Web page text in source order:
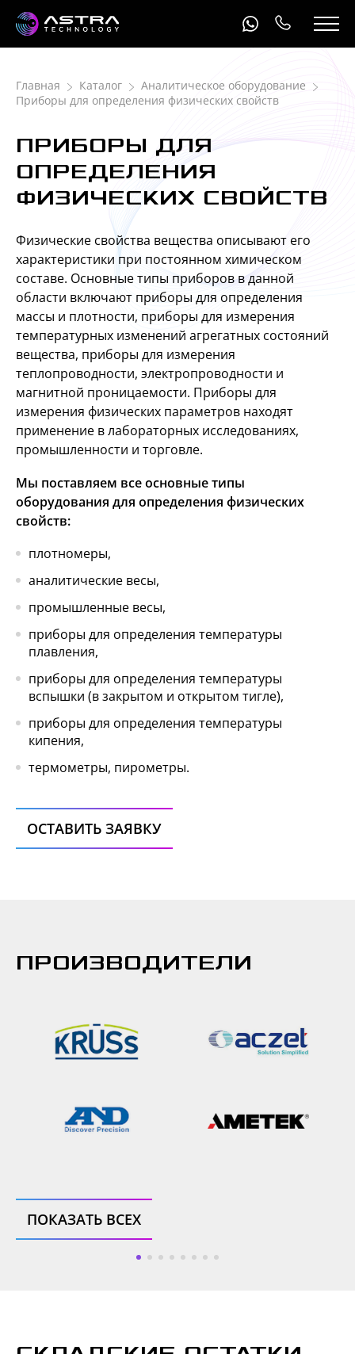
Главная Каталог
Аналитическое оборудование
Приборы для определения физических свойств
ПРИБОРЫ ДЛЯ
ОПРЕДЕЛЕНИЯ
ФИЗИЧЕСКИХ СВОЙСТВ
Физические свойства вещества описывают его
характеристики при постоянном химическом
составе. Основные типы приборов в данной
области включают приборы для определения
массы и плотности, приборы для измерения
температурных изменений агрегатных состояний
вещества, приборы для измерения
теплопроводности, электропроводности и
магнитной проницаемости. Приборы для
измерения физических параметров находят
применение в лабораторных исследованиях,
промышленности и торговле.
Мы поставляем все основные типы
оборудования для определения физических
свойств:
плотномеры,
аналитические весы,
промышленные весы,
приборы для определения температуры
плавления,
приборы для определения температуры
вспышки (в закрытом и открытом тигле),
приборы для определения температуры
кипения,
термометры, пирометры.
ОСТАВИТЬ ЗАЯВКУ
ПРОИЗВОДИТЕЛИ
ПОКАЗАТЬ ВСЕХ